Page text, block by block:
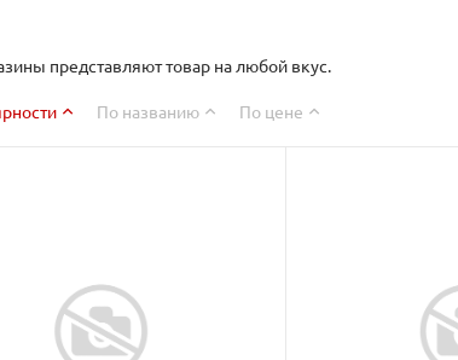
представляют товар на любой вкус.
По названию По цене